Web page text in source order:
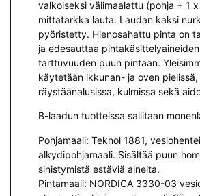
valkoiseksi välimaalattu (pohja + 1
mittatarkka lauta. Laudan kaksi
pyöristetty. Hienosahattu pinta on
ja edesauttaa
tarttuvuuden puun pintaan.
käytetään ikkunan- ja oven pielissä,
räystäänalusissa, kulmissa sekä
B-laadun tuotteissa sallitaan
Pohjamaali: Teknol 1881,
alkydipohjamaali. Sisältää puun
sinistymistä estäviä aineita.
Pintamaali: NORDICA 3330-03